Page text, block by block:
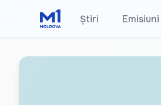
Știri Emisiuni